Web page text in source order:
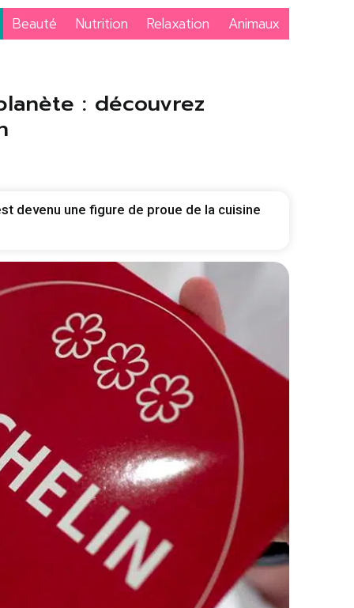
Beauté Nutrition Relaxation Animaux
: découvrez
devenu une figure de proue de la cuisine